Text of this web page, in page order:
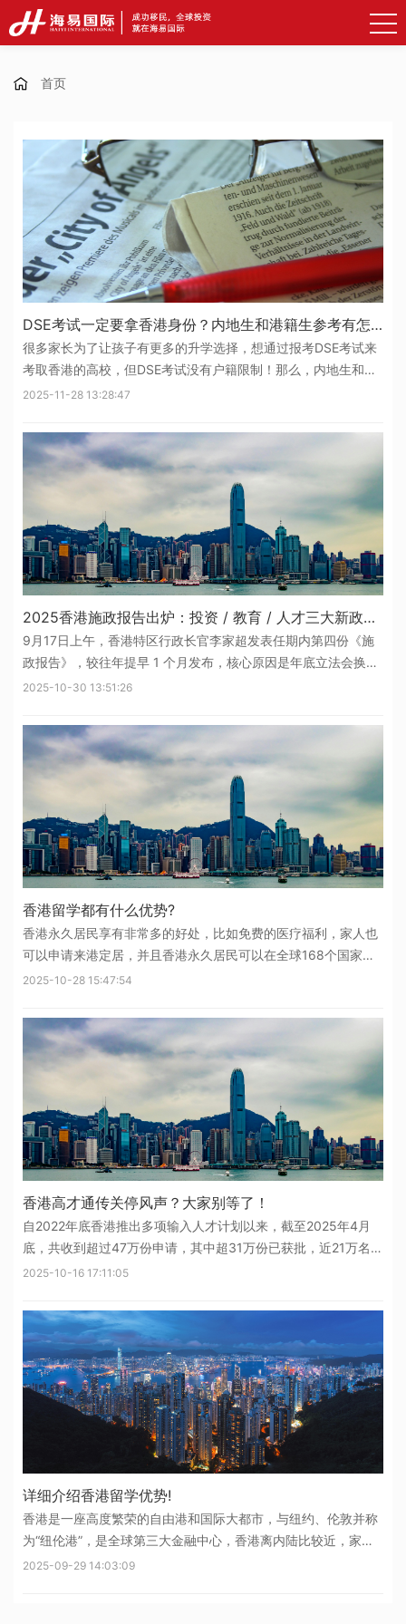
首页
DSE考试一定要拿香港身份？内地生和港籍生参考有怎样的差别？
很多家长为了让孩子有更多的升学选择，想通过报考DSE考试来
考取香港的高校，但DSE考试没有户籍限制！那么，内地生和港
籍生参考有怎样的差别呢？一、香港DSE考试香港DSE考试全称
95%以上高校
2025-11-28 13:28:47
2025香港施政报告出炉：投资 / 教育 / 人才三大新政讲解
9月17日上午，香港特区行政长官李家超发表任期内第四份《施
政报告》，较往年提早 1 个月发布，核心原因是年底立法会换届
选举将使本届会期提前结束。本年度报告以 “深化改革 心系民生
涵盖
2025-10-30 13:51:26
香港留学都有什么优势?
香港永久居民享有非常多的好处，比如免费的医疗福利，家人也
可以申请来港定居，并且香港永久居民可以在全球168个国家和
地区免签，无论是旅游还是办公都非常方便!来一起看看香港留学
参加笔试，通过递交申
2025-10-28 15:47:54
香港高才通传关停风声？大家别等了！
自2022年底香港推出多项输入人才计划以来，截至2025年4月
底，共收到超过47万份申请，其中超31万份已获批，近21万名人
才已抵达香港，这一数据远超港府原定三年内引进10万人才的预
引进计
2025-10-16 17:11:05
详细介绍香港留学优势!
香港是一座高度繁荣的自由港和国际大都市，与纽约、伦敦并称
为“纽伦港”，是全球第三大金融中心，香港离内陆比较近，家长
想去探望学生，一个通行证就能过去了。其次是性价比比较高，
2025-09-29 14:03:09